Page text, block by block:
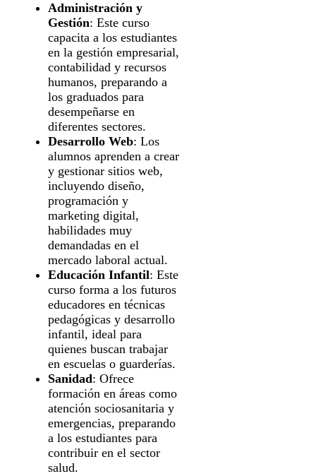
Administración y
Gestión: Este curso
capacita a los estudiantes
en la gestión empresarial,
contabilidad y recursos
humanos, preparando a
los graduados para
desempeñarse en
diferentes sectores.
Desarrollo Web: Los
alumnos aprenden a crear
y gestionar sitios web,
incluyendo diseño,
programación y
marketing digital,
habilidades muy
demandadas en el
mercado laboral actual.
Educación Infantil: Este
curso forma a los futuros
educadores en técnicas
pedagógicas y desarrollo
infantil, ideal para
quienes buscan trabajar
en escuelas o guarderías.
Sanidad: Ofrece
formación en áreas como
atención sociosanitaria y
emergencias, preparando
a los estudiantes para
contribuir en el sector
salud.